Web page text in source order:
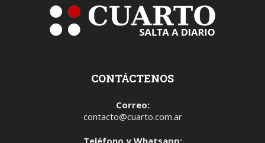
CONTÁCTENOS
Correo:
contacto@cuarto.com.ar